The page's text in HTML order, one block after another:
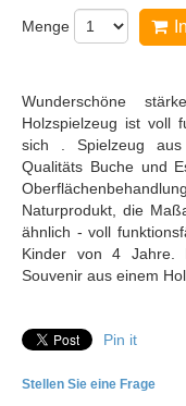
Menge
Wunderschöne
Holzspielzeug ist voll
sich . Spielzeug
Qualitäts Buche und
Naturprodukt, die
ähnlich - voll
Kinder von 4 Jahre.
Souvenir aus einem
Pin it
Stellen Sie eine Frage